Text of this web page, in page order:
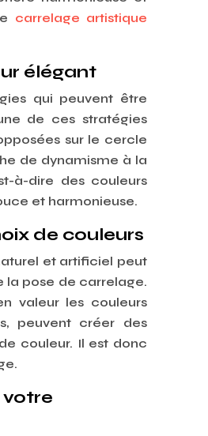
carrelage artistique
élégant
qui peuvent être
de ces stratégies
sur le cercle
de dynamisme à la
à-dire des couleurs
et harmonieuse.
de couleurs
et artificiel peut
la pose de carrelage.
valeur les couleurs
peuvent créer des
couleur. Il est donc
votre